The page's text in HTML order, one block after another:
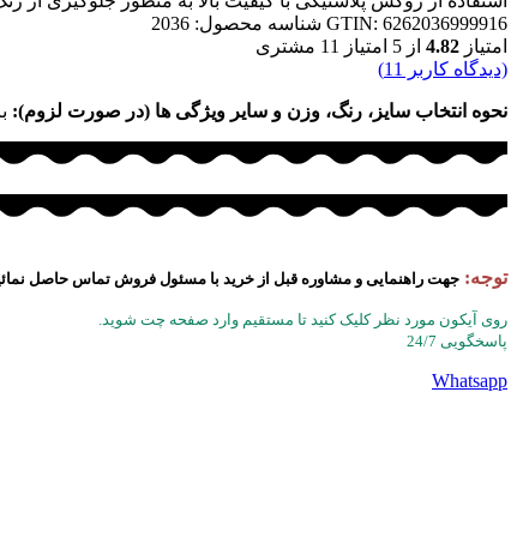
GTIN: 6262036999916 شناسه محصول: 2036
امتیاز 4.82 از 5 امتیاز 11 مشتری
(دیدگاه کاربر
11
)
نحوه انتخاب سایز، رنگ، وزن و سایر ویژگی ها (در صورت لزوم):
توجه: جهت راهنمایی و مشاوره قبل از خرید با مسئول فروش تماس حاصل
روی آیکون مورد نظر کلیک کنید تا مستقیم وارد صفحه چت شوید.
پاسخگویی 24/7
Whatsapp